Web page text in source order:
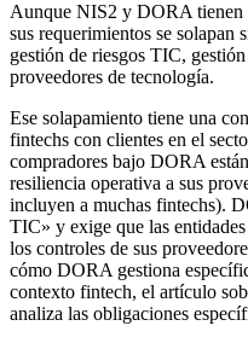
Aunque NIS2 y DORA tienen
sus requerimientos se solapan
gestión de riesgos TIC,
proveedores de tecnología.
Ese solapamiento tiene una
fintechs con clientes en el
compradores bajo DORA
resiliencia operativa a sus
incluyen a muchas fintechs).
TIC» y exige que las
los controles de sus
cómo DORA gestiona
contexto fintech, el artículo
analiza las obligaciones